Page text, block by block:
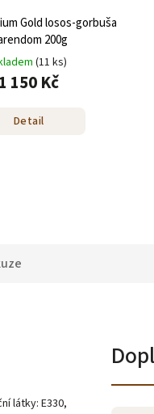
Gold losos-gorbuša
200g
(11 ks)
1 150 Kč
Detail
látky: E330,